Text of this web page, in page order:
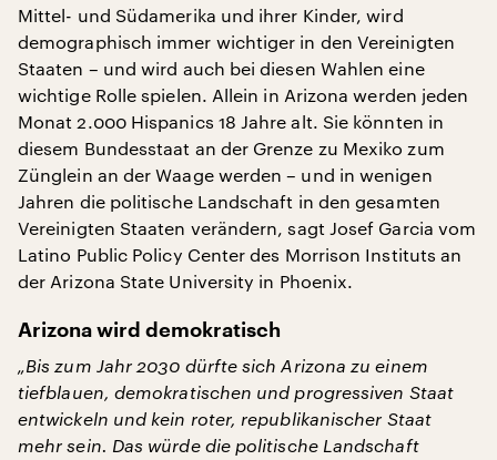
Mittel- und Südamerika und ihrer Kinder, wird
demographisch immer wichtiger in den Vereinigten
Staaten – und wird auch bei diesen Wahlen eine
wichtige Rolle spielen. Allein in Arizona werden jeden
Monat 2.000 Hispanics 18 Jahre alt. Sie könnten in
diesem Bundesstaat an der Grenze zu Mexiko zum
Zünglein an der Waage werden – und in wenigen
Jahren die politische Landschaft in den gesamten
Vereinigten Staaten verändern, sagt Josef Garcia vom
Latino Public Policy Center des Morrison Instituts an
der Arizona State University in Phoenix.
Arizona wird demokratisch
„Bis zum Jahr 2030 dürfte sich Arizona zu einem
tiefblauen, demokratischen und progressiven Staat
entwickeln und kein roter, republikanischer Staat
mehr sein. Das würde die politische Landschaft